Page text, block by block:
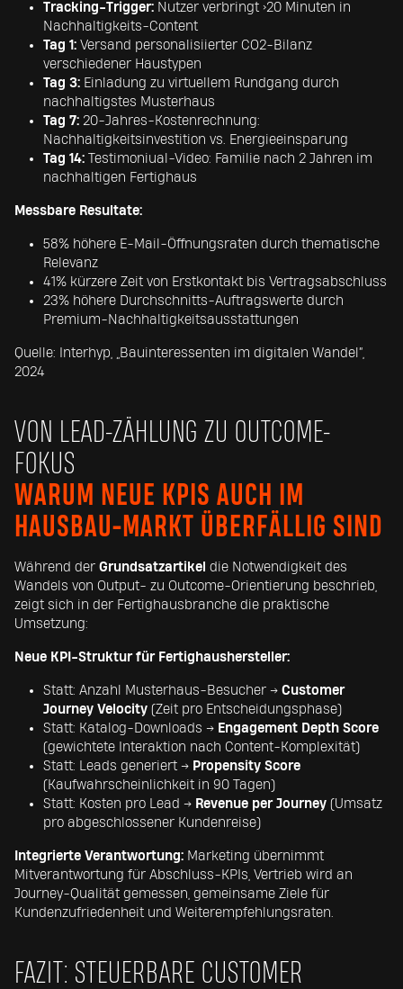
Tracking-Trigger: Nutzer verbringt >20 Minuten in
Nachhaltigkeits-Content
Tag 1: Versand personalisiierter CO2-Bilanz
verschiedener Haustypen
Tag 3: Einladung zu virtuellem Rundgang durch
nachhaltigstes Musterhaus
Tag 7: 20-Jahres-Kostenrechnung:
Nachhaltigkeitsinvestition vs. Energieeinsparung
Tag 14: Testimoniual-Video: Familie nach 2 Jahren im
nachhaltigen Fertighaus
Messbare Resultate:
58% höhere E-Mail-Öffnungsraten durch thematische
Relevanz
41% kürzere Zeit von Erstkontakt bis Vertragsabschluss
23% höhere Durchschnitts-Auftragswerte durch
Premium-Nachhaltigkeitsausstattungen
Quelle: Interhyp, „Bauinteressenten im digitalen Wandel“,
2024
VON LEAD-ZÄHLUNG ZU OUTCOME-
FOKUS
WARUM NEUE KPIS AUCH IM
HAUSBAU-MARKT ÜBERFÄLLIG SIND
Während der Grundsatzartikel die Notwendigkeit des
Wandels von Output- zu Outcome-Orientierung beschrieb,
zeigt sich in der Fertighausbranche die praktische
Umsetzung:
Neue KPI-Struktur für Fertighaushersteller:
Statt: Anzahl Musterhaus-Besucher → Customer
Journey Velocity (Zeit pro Entscheidungsphase)
Statt: Katalog-Downloads → Engagement Depth Score
(gewichtete Interaktion nach Content-Komplexität)
Statt: Leads generiert → Propensity Score
(Kaufwahrscheinlichkeit in 90 Tagen)
Statt: Kosten pro Lead → Revenue per Journey (Umsatz
pro abgeschlossener Kundenreise)
Integrierte Verantwortung: Marketing übernimmt
Mitverantwortung für Abschluss-KPIs, Vertrieb wird an
Journey-Qualität gemessen, gemeinsame Ziele für
Kundenzufriedenheit und Weiterempfehlungsraten.
FAZIT: STEUERBARE CUSTOMER